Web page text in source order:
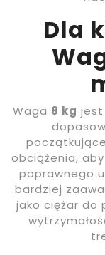
Dla
Waga 8 kg jest
obciążenia,
poprawnego
bardziej
jako ciężar do